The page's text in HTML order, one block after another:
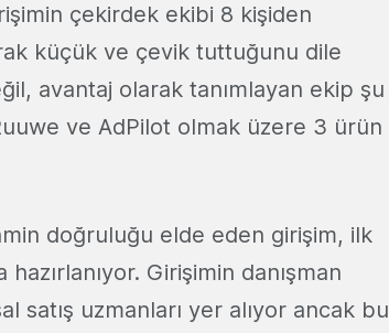
çekirdek ekibi 8 kişiden
küçük ve çevik tuttuğunu dile
avantaj olarak tanımlayan ekip şu
ve AdPilot olmak üzere 3 ürün
doğruluğu elde eden girişim, ilk
Girişimin danışman
satış uzmanları yer alıyor ancak bu